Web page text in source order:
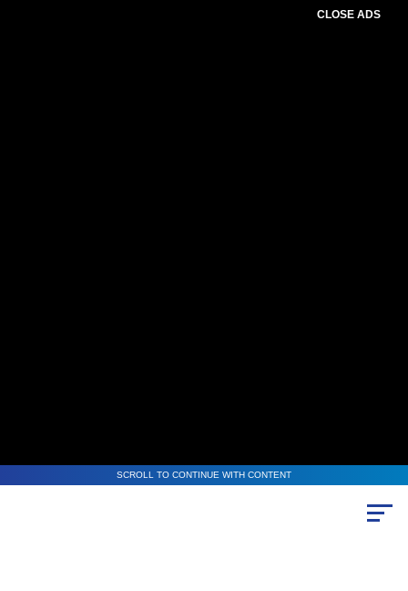
CLOSE ADS
SCROLL TO CONTINUE WITH CONTENT